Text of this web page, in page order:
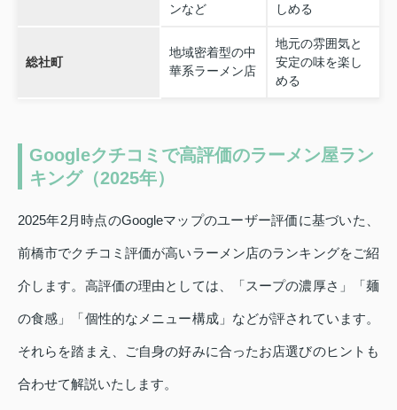
ンなど
しめる
総社町
地域密着型の中
華系ラーメン店
地元の雰囲気と
安定の味を楽し
める
Googleクチコミで高評価のラーメン屋ラン
キング（2025年）
2025年2月時点のGoogleマップのユーザー評価に基づいた、
前橋市でクチコミ評価が高いラーメン店のランキングをご紹
介します。高評価の理由としては、「スープの濃厚さ」「麺
の食感」「個性的なメニュー構成」などが評されています。
それらを踏まえ、ご自身の好みに合ったお店選びのヒントも
合わせて解説いたします。